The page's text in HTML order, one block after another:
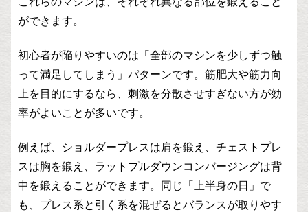
ができます。
初心者が陥りやすいのは「全部のマシンを少しずつ触
って満足してしまう」パターンです。筋肥大や筋力向
上を目的にするなら、刺激を分散させすぎない方が効
率がよいことが多いです。
例えば、ショルダープレスは肩を鍛え、チェストプレ
スは胸を鍛え、ラットプルダウンコンバージングは背
中を鍛えることができます。同じ「上半身の日」で
も、プレス系と引く系を混ぜるとバランスが取りやす